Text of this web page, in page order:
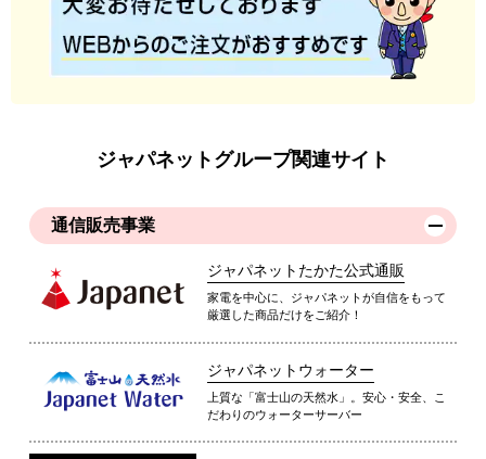
ジャパネットグループ関連サイト
通信販売事業
ジャパネットたかた公式通販
家電を中心に、ジャパネットが自信をもって
厳選した商品だけをご紹介！
ジャパネットウォーター
上質な「富士山の天然水」。安心・安全、こ
だわりのウォーターサーバー